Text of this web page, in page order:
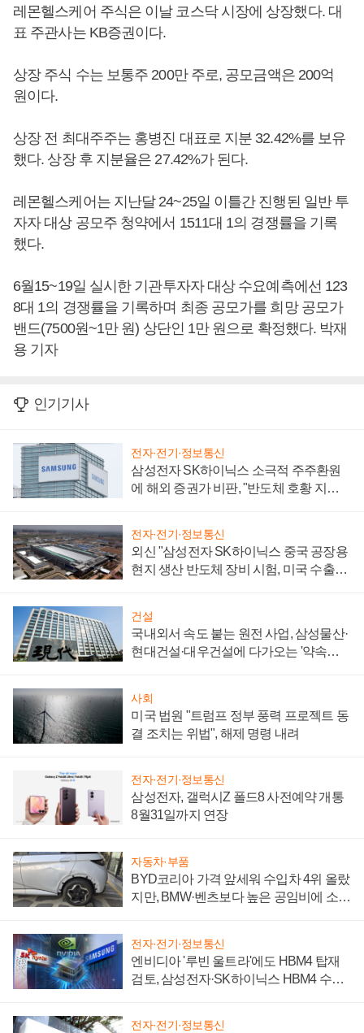
레몬헬스케어 주식은 이날 코스닥 시장에 상장했다. 대
표 주관사는 KB증권이다.
상장 주식 수는 보통주 200만 주로, 공모금액은 200억
원이다.
상장 전 최대주주는 홍병진 대표로 지분 32.42%를 보유
했다. 상장 후 지분율은 27.42%가 된다.
레몬헬스케어는 지난달 24~25일 이틀간 진행된 일반 투
자자 대상 공모주 청약에서 1511대 1의 경쟁률을 기록
했다.
6월15~19일 실시한 기관투자자 대상 수요예측에선 123
8대 1의 경쟁률을 기록하며 최종 공모가를 희망 공모가
밴드(7500원~1만 원) 상단인 1만 원으로 확정했다. 박재
용 기자
인기기사
전자·전기·정보통신
삼성전자 SK하이닉스 소극적 주주환원
에 해외 증권가 비판, "반도체 호황 지속
전자·전기·정보통신
외신 "삼성전자 SK하이닉스 중국 공장용
현지 생산 반도체 장비 시험, 미국 수출통
건설
국내외서 속도 붙는 원전 사업, 삼성물산·
현대건설·대우건설에 다가오는 '약속의
사회
미국 법원 "트럼프 정부 풍력 프로젝트 동
결 조치는 위법", 해제 명령 내려
전자·전기·정보통신
삼성전자, 갤럭시Z 폴드8 사전예약 개통
8월31일까지 연장
자동차·부품
BYD코리아 가격 앞세워 수입차 4위 올랐
지만, BMW·벤츠보다 높은 공임비에 소비
전자·전기·정보통신
엔비디아 '루빈 울트라'에도 HBM4 탑재
검토, 삼성전자·SK하이닉스 HBM4 수율
전자·전기·정보통신